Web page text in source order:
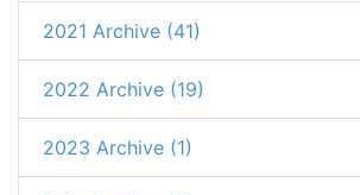
2021 Archive (41)
2022 Archive (19)
2023 Archive (1)